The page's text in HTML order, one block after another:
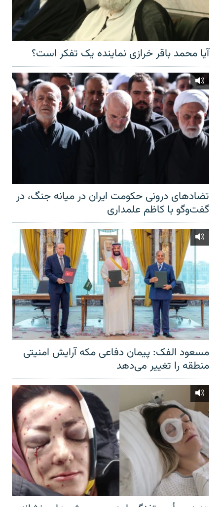
آیا محمد باقر خرازی نماینده یک تفکر است؟
تضادهای درونی حکومت ایران در میانه جنگ، در
گفت‌‌وگو با کاظم علمداری
مسعود الفک: پیمان دفاعی مکه آرایش امنیتی
منطقه را تغییر می‌دهد